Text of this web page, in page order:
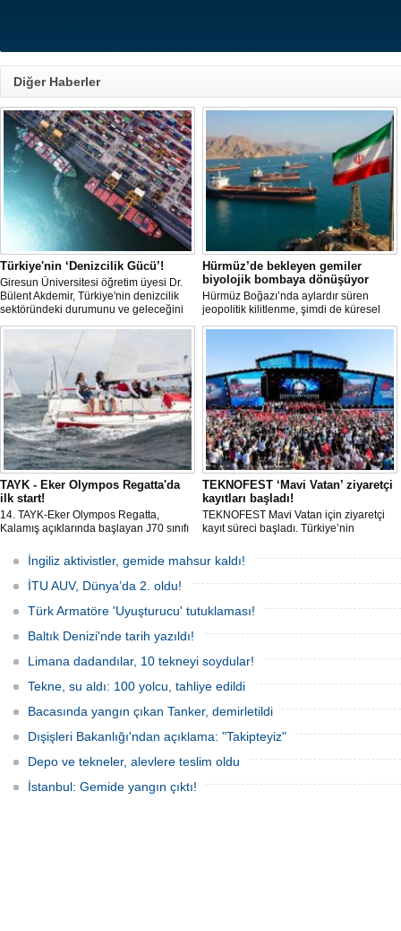
Diğer Haberler
Türkiye'nin ‘Denizcilik Gücü’!
Giresun Üniversitesi öğretim üyesi Dr.
Bülent Akdemir, Türkiye'nin denizcilik
sektöründeki durumunu ve geleceğini
değerlendirdi.
Hürmüz’de bekleyen gemiler
biyolojik bombaya dönüşüyor
Hürmüz Boğazı’nda aylardır süren
jeopolitik kilitlenme, şimdi de küresel
ölçekte bir çevre felaketinin kapısını
hareketsiz bekleyen binden fazla gemi,
istilacı deniz canlıları için devasa bir
üreme merkezine dönüşmüş durumda.
TAYK - Eker Olympos Regatta'da
ilk start!
14. TAYK-Eker Olympos Regatta,
Kalamış açıklarında başlayan J70 sınıfı
gün boyunca yelken coşkusuyla
buluşturacak organizasyonun ilk
gününde 9 tekne rüzgârla buluştu.
TEKNOFEST ‘Mavi Vatan’ ziyaretçi
kayıtları başladı!
TEKNOFEST Mavi Vatan için ziyaretçi
kayıt süreci başladı. Türkiye’nin
odaklanan etkinliği, 20-23 Ağustos
tarihleri arasında Gölcük Tersanesi
Komutanlığı’nda gerçekleştirilecek.
İngiliz aktivistler, gemide mahsur kaldı!
İTU AUV, Dünya’da 2. oldu!
Türk Armatöre 'Uyuşturucu' tutuklaması!
Baltık Denizi'nde tarih yazıldı!
Limana dadandılar, 10 tekneyi soydular!
Tekne, su aldı: 100 yolcu, tahliye edildi
Bacasında yangın çıkan Tanker, demirletildi
Dışişleri Bakanlığı'ndan açıklama: "Takipteyiz"
Depo ve tekneler, alevlere teslim oldu
İstanbul: Gemide yangın çıktı!